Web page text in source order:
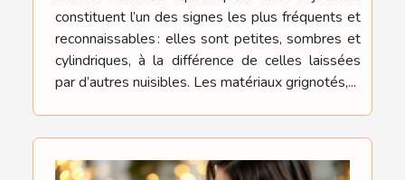
constituent l’un des signes les plus fréquents et
reconnaissables : elles sont petites, sombres et
cylindriques, à la différence de celles laissées
par d’autres nuisibles. Les matériaux grignotés,...